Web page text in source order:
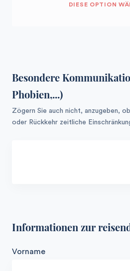
DIESE OPTION
Besondere
Phobien,...)
Zögern Sie auch nicht, anzugeben,
oder Rückkehr zeitliche
Informationen zur
Vorname